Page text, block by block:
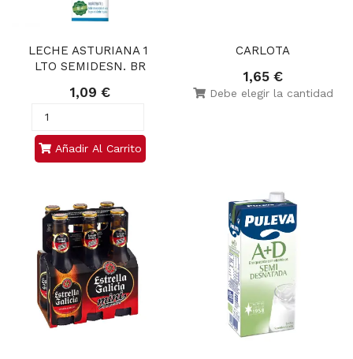
LECHE ASTURIANA 1
LTO SEMIDESN. BR
1,09 €
Añadir Al Carrito
CARLOTA
1,65 €
Debe elegir la cantidad